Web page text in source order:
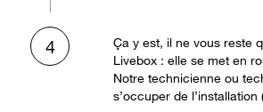
4
Ça y est, il ne vous reste
Livebox : elle se met en
Notre technicienne ou
s’occuper de l’installation